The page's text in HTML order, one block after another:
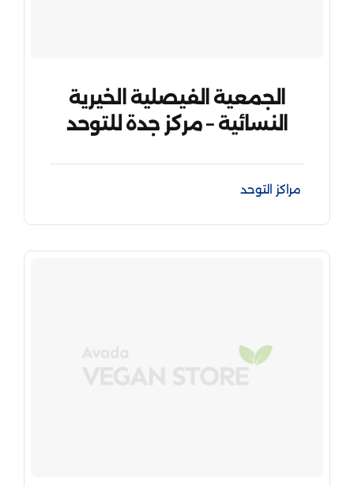
الجمعية الفيصلية الخيرية
النسائية – مركز جدة للتوحد
مراكز التوحد